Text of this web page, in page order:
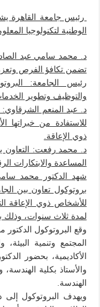
رئيس جامعة القاهرة
الوطنية لتكنولوجيا
د. محمد سامي عبد
تضمن تكافؤ الفرص
رئيس الجامعة:
والتوظيف وتطوير
د. عبد المنعم
للاستفادة من خبراتها
ذوي الإعاقة.
د. محمد رفعت: التعاون
المساعدة والابتكارات
شهد الدكتور محمد
بروتوكول تعاون بين
للأشخاص ذوي الإعاقة
لمدة ثلاث سنوات، وذلك
وقع البروتوكول
المجتمع وتنمية
الأكاديمية، بحضور
والأستاذ بكلية
الهندسة.
ويهدف البروتوكول